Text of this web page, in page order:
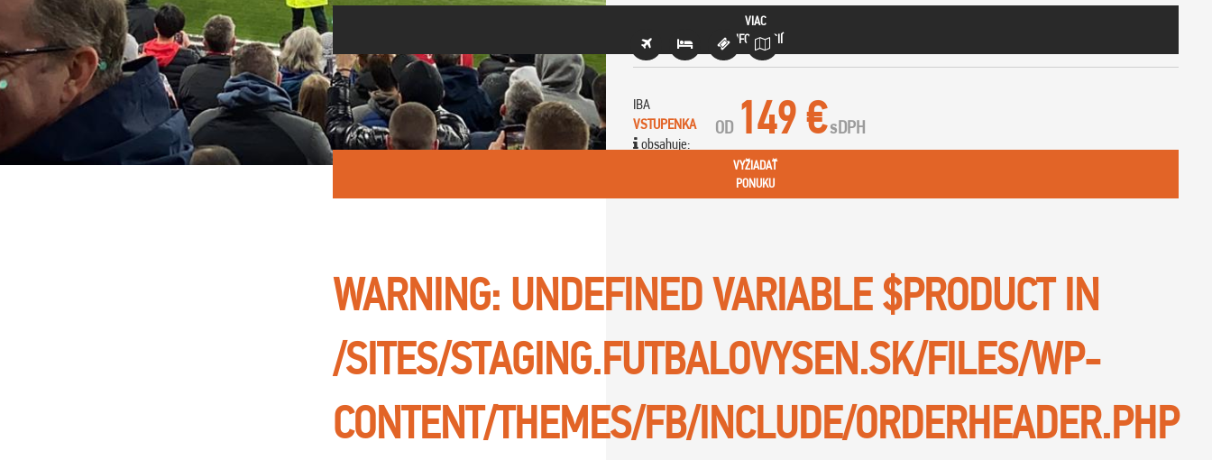
VIAC
INFORMÁCIÍ
IBA
VSTUPENKA
obsahuje:
OD 149 € sDPH
VYŽIADAŤ
PONUKU
WARNING: UNDEFINED VARIABLE $PRODUCT IN
/SITES/STAGING.FUTBALOVYSEN.SK/FILES/WP-
CONTENT/THEMES/FB/INCLUDE/ORDERHEADER.PHP